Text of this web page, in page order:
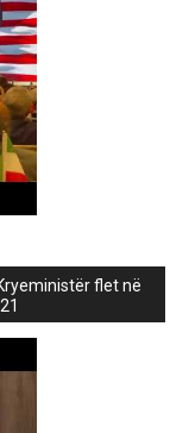
flet në